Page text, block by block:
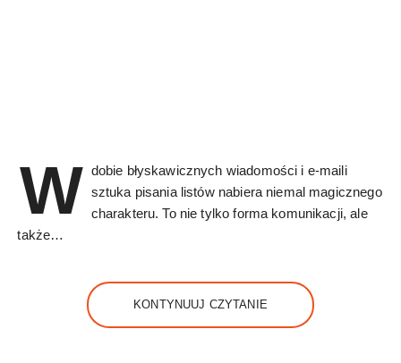
W dobie błyskawicznych wiadomości i e-maili
sztuka pisania listów nabiera niemal magicznego
charakteru. To nie tylko forma komunikacji, ale
także…
KONTYNUUJ CZYTANIE